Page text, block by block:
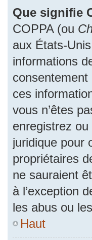
Que signifie
COPPA (ou
aux États-
informations
consentement
ces
vous n’êtes
enregistrez
juridique pour
propriétaires
ne sauraient
à l’exception
les abus ou
Haut